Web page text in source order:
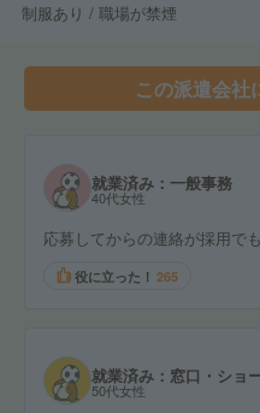
制服あり / 職場が禁煙
この派遣会社
就業済み：一般事務
40代女性
応募してからの連絡が採用で
役に立った！ 265
就業済み：窓口・ショ
50代女性